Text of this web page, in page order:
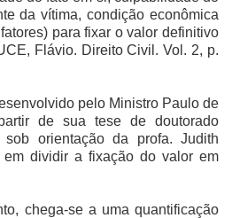
da vítima, condição econômica
para fixar o valor definitivo
Flávio. Direito Civil. Vol. 2, p.
pelo Ministro Paulo de
de sua tese de doutorado
orientação da profa. Judith
em dividir a fixação do valor em
chega-se a uma quantificação